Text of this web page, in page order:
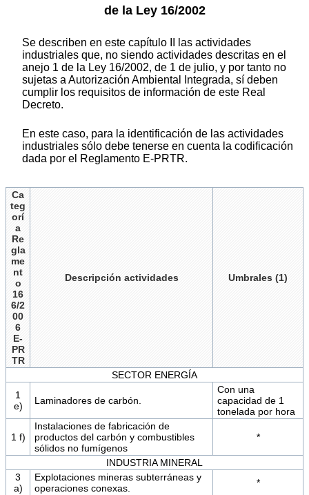
de la Ley 16/2002
Se describen en este capítulo II las actividades
industriales que, no siendo actividades descritas en el
anejo 1 de la Ley 16/2002, de 1 de julio, y por tanto no
sujetas a Autorización Ambiental Integrada, sí deben
cumplir los requisitos de información de este Real
Decreto.
En este caso, para la identificación de las actividades
industriales sólo debe tenerse en cuenta la codificación
dada por el Reglamento E-PRTR.
Ca
teg
orí
a
Re
gla
me
nt
o
16
6/2
00
6
E-
PR
TR
Descripción actividades Umbrales (1)
SECTOR ENERGÍA
1
e)
Laminadores de carbón.
Con una
capacidad de 1
tonelada por hora
1 f)
Instalaciones de fabricación de
productos del carbón y combustibles
sólidos no fumígenos
*
INDUSTRIA MINERAL
3
a)
Explotaciones mineras subterráneas y
operaciones conexas.
*